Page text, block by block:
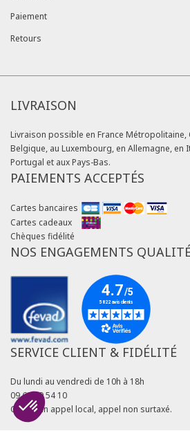
Paiement
Retours
LIVRAISON
Livraison possible en France Métropolitaine,
Belgique, au Luxembourg, en Allemagne, en
Portugal et aux Pays-Bas.
PAIEMENTS ACCEPTÉS
Cartes bancaires
Cartes cadeaux
Chèques fidélité
NOS ENGAGEMENTS
SERVICE CLIENT & FIDÉLITÉ
Du lundi au vendredi de 10h à 18h
09 69 39 54 10
Coût d'un appel local, appel non surtaxé.